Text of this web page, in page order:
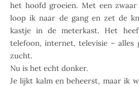
het hoofd groeien. Met een
loop ik naar de gang en zet de
kastje in de meterkast. Het
telefoon, internet, televisie – alles
zucht.
Nu is het echt donker.
Je lijkt kalm en beheerst, maar ik